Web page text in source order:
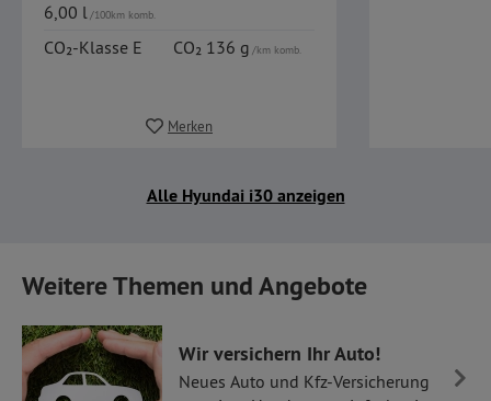
6,00 l/100km komb.
CO₂-Klasse E CO₂ 136 g/km komb.
Merken
Alle Hyundai i30 anzeigen
Weitere Themen und Angebote
Wir versichern Ihr Auto!
Neues Auto und Kfz-Versicherung